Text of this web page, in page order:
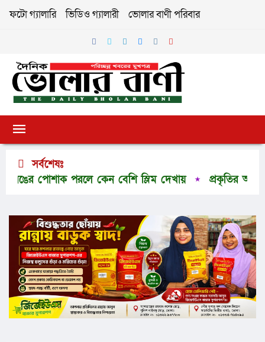
ফটো গ্যালারি ভিডিও গ্যালারী ভোলার বাণী পরিবার
সর্বশেষঃ
পরলে কেন বেশি স্লিম দেখায়
প্রকৃতির অপার